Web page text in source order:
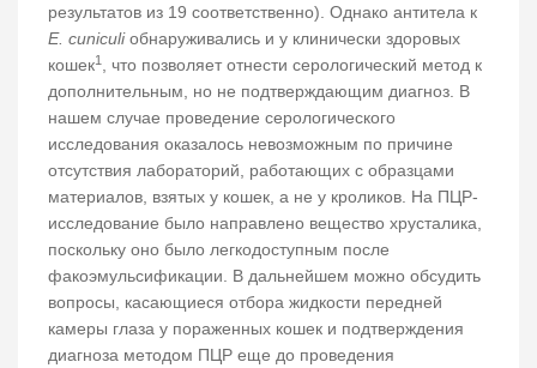
результатов из 19 соответственно). Однако антитела к
E. cuniculiобнаруживались и у клинически здоровых
кошек1
, что позволяет отнести серологический метод к
дополнительным, но не подтверждающим диагноз. В
нашем случае проведение серологического
исследования оказалось невозможным по причине
отсутствия лабораторий, работающих с образцами
материалов, взятых у кошек, а не у кроликов. На ПЦР-
исследование было направлено вещество хрусталика,
поскольку оно было легкодоступным после
факоэмульсификации. В дальнейшем можно обсудить
вопросы, касающиеся отбора жидкости передней
камеры глаза у пораженных кошек и подтверждения
диагноза методом ПЦР еще до проведения